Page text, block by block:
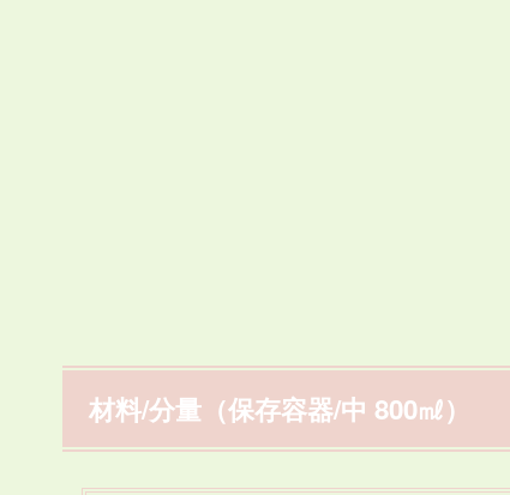
材料/分量（保存容器/中 800㎖）